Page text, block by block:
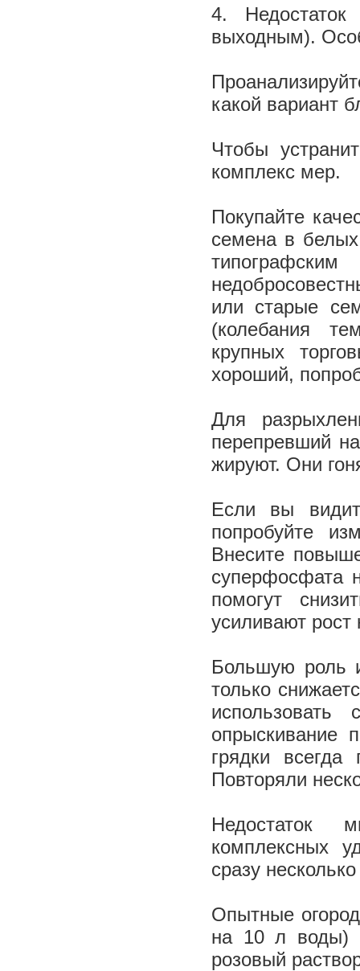
4.
выходным).
какой вариант
Чтобы
комплекс мер.
Покупайте
семена в
или старые
(колебания
крупных
хороший,
Для
перепревший
жируют. Они
Если вы
попробуйте
Внесите
суперфосфата
помогут
усиливают
Большую роль
только
опрыскивание
грядки
Повторяли
Недостаток
комплексных
сразу
Опытные
на 10 л воды)
розовый